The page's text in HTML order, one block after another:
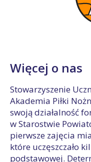
Więcej o nas
Stowarzyszenie
Akademia Piłki
swoją działalność
w Starostwie
pierwsze zajęcia
które uczęszczało
podstawowej.